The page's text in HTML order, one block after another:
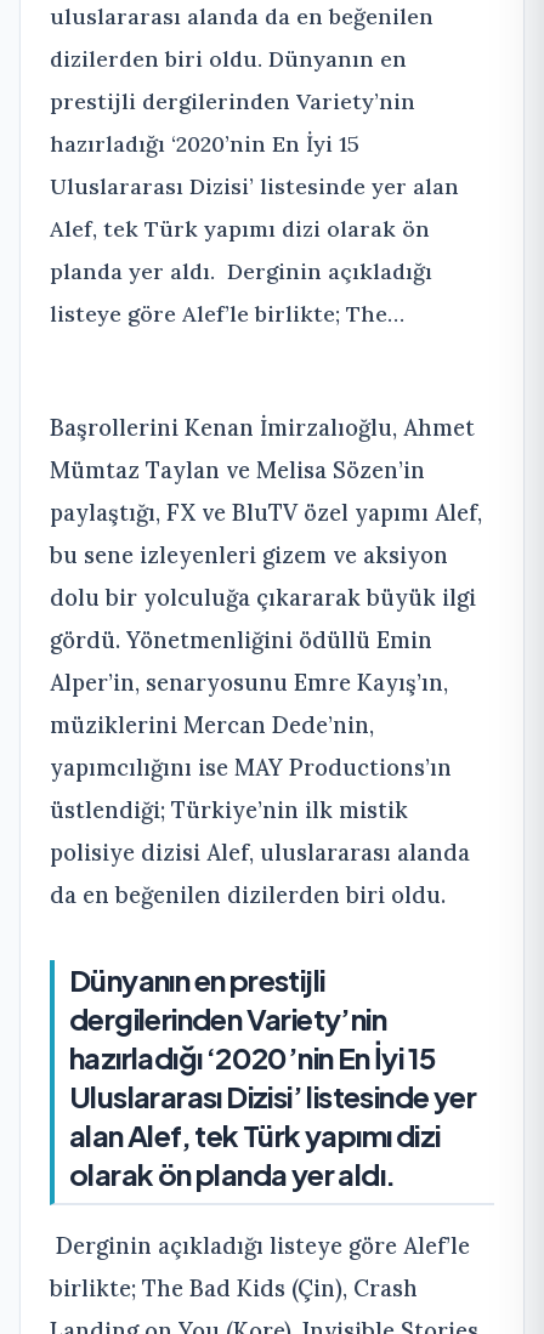
uluslararası alanda da en beğenilen
dizilerden biri oldu. Dünyanın en
prestijli dergilerinden Variety’nin
hazırladığı ‘2020’nin En İyi 15
Uluslararası Dizisi’ listesinde yer alan
Alef, tek Türk yapımı dizi olarak ön
planda yer aldı. Derginin açıkladığı
listeye göre Alef’le birlikte; The…
Başrollerini Kenan İmirzalıoğlu, Ahmet
Mümtaz Taylan ve Melisa Sözen’in
paylaştığı, FX ve BluTV özel yapımı Alef,
bu sene izleyenleri gizem ve aksiyon
dolu bir yolculuğa çıkararak büyük ilgi
gördü. Yönetmenliğini ödüllü Emin
Alper’in, senaryosunu Emre Kayış’ın,
müziklerini Mercan Dede’nin,
yapımcılığını ise MAY Productions’ın
üstlendiği; Türkiye’nin ilk mistik
polisiye dizisi Alef, uluslararası alanda
da en beğenilen dizilerden biri oldu.
Dünyanın en prestijli
dergilerinden Variety’nin
hazırladığı ‘2020’nin En İyi 15
Uluslararası Dizisi’ listesinde yer
alan Alef, tek Türk yapımı dizi
olarak ön planda yer aldı.
Derginin açıkladığı listeye göre Alef’le
birlikte; The Bad Kids (Çin), Crash